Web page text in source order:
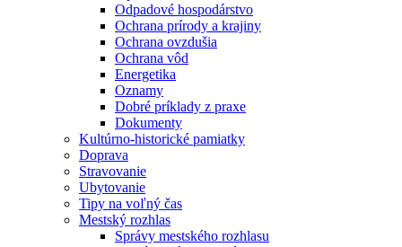
Odpadové hospodárstvo
Ochrana prírody a krajiny
Ochrana ovzdušia
Ochrana vôd
Energetika
Oznamy
Dobré príklady z praxe
Dokumenty
Kultúrno-historické pamiatky
Doprava
Stravovanie
Ubytovanie
Tipy na voľný čas
Mestský rozhlas
Správy mestského rozhlasu